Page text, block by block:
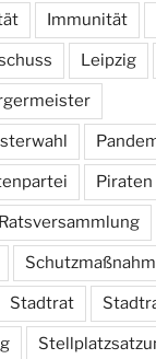
Immunität
Leipzig
Piraten
Ratsversammlung
Stadtrat